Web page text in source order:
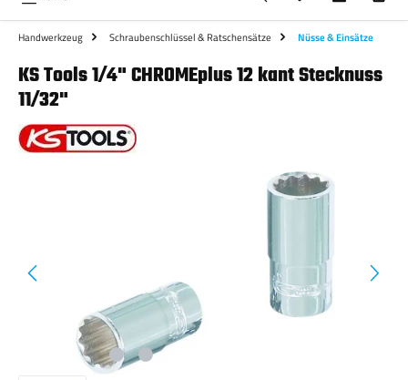
Handwerkzeug Schraubenschlüssel & Ratschensätze Nüsse & Einsätze
KS Tools 1/4" CHROMEplus 12 kant Stecknuss
11/32"